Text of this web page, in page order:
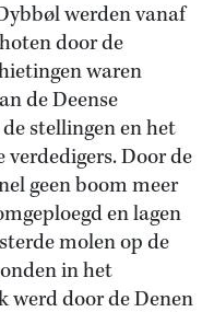
werden vanaf
door de
waren
de Deense
stellingen en het
Door de
geen boom meer
en lagen
molen op de
in het
werd door de Denen